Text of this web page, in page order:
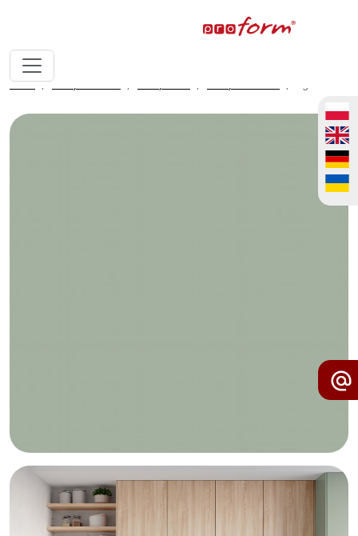
home fronty meblowe